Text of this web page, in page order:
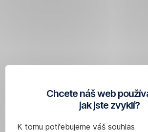
Chcete náš web
jak jste zvyklí?
K tomu potřebujeme váš souhlas